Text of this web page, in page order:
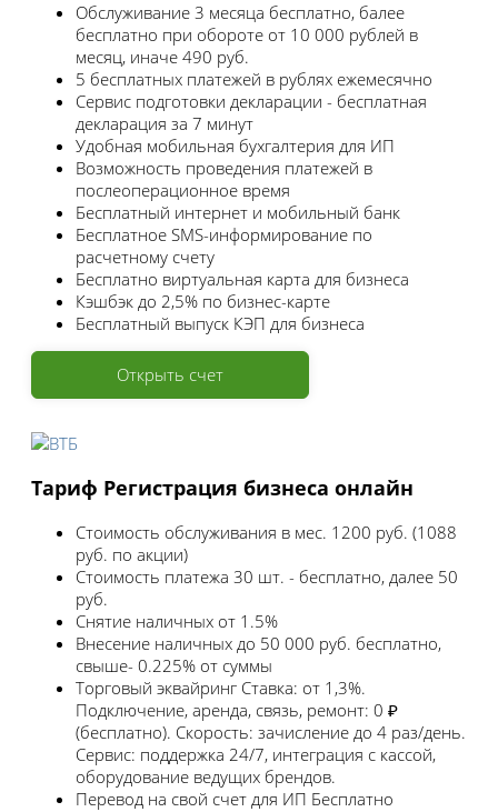
Обслуживание 3 месяца бесплатно, балее
бесплатно при обороте от 10 000 рублей в
месяц, иначе 490 руб.
5 бесплатных платежей в рублях ежемесячно
Сервис подготовки декларации - бесплатная
декларация за 7 минут
Удобная мобильная бухгалтерия для ИП
Возможность проведения платежей в
послеоперационное время
Бесплатный интернет и мобильный банк
Бесплатное SMS-информирование по
расчетному счету
Бесплатно виртуальная карта для бизнеса
Кэшбэк до 2,5% по бизнес-карте
Бесплатный выпуск КЭП для бизнеса
Открыть счет
Тариф Регистрация бизнеса онлайн
Стоимость обслуживания в мес. 1200 руб. (1088
руб. по акции)
Стоимость платежа 30 шт. - бесплатно, далее 50
руб.
Снятие наличных от 1.5%
Внесение наличных до 50 000 руб. бесплатно,
свыше- 0.225% от суммы
Торговый эквайринг Ставка: от 1,3%.
Подключение, аренда, связь, ремонт: 0 ₽
(бесплатно). Скорость: зачисление до 4 раз/день.
Сервис: поддержка 24/7, интеграция с кассой,
оборудование ведущих брендов.
Перевод на свой счет для ИП Бесплатно